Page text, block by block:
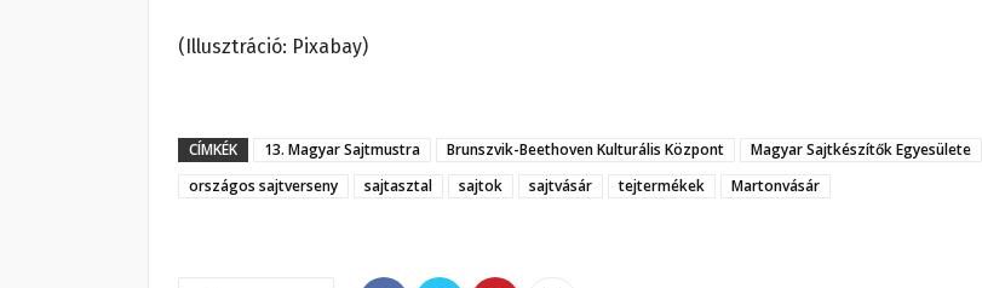
(Illusztráció: Pixabay)
CÍMKÉK 13. Magyar Sajtmustra Brunszvik-Beethoven Kulturális Központ
Magyar Sajtkészítők Egyesülete
országos sajtverseny
sajtasztal sajtok sajtvásár tejtermékek Martonvásár